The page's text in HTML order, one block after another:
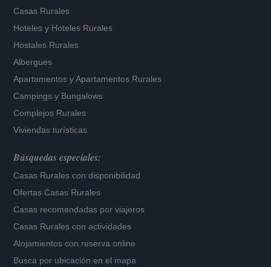
Casas Rurales
Hoteles y Hoteles Rurales
Hostales Rurales
Albergues
Apartamentos yApartamentos Rurales
Campings y Bungalows
Complejos Rurales
Viviendas turísticas
Búsquedas especiales:
Casas Rurales con disponibilidad
Ofertas Casas Rurales
Casas recomendadas por viajeros
Casas Rurales con actividades
Alojamientos con reserva online
Busca por ubicación en el mapa